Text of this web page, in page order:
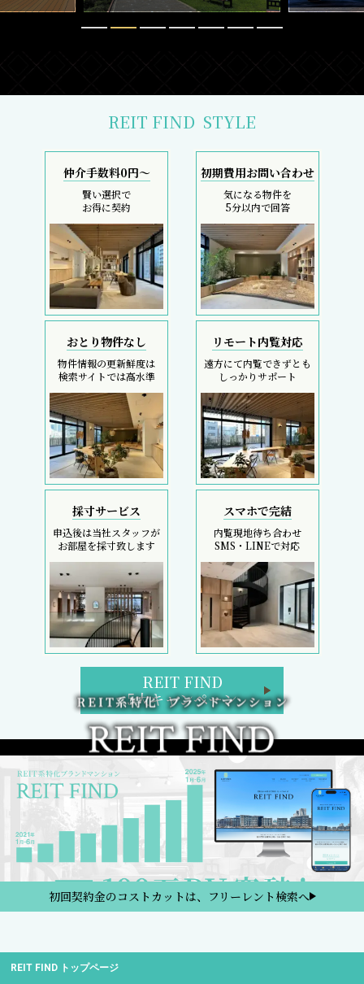
REIT FIND STYLE
仲介手数料0円～
賢い選択で
お得に契約
初期費用お問い合わせ
気になる物件を
5分以内で回答
おとり物件なし
物件情報の更新鮮度は
検索サイトでは高水準
リモート内覧対応
遠方にて内覧できずとも
しっかりサポート
採寸サービス
申込後は当社スタッフが
お部屋を採寸致します
スマホで完結
内覧現地待ち合わせ
SMS・LINEで対応
REIT FIND
5大キャンペーン
初回契約金のコストカットは、フリーレント検索へ
REIT FIND トップページ